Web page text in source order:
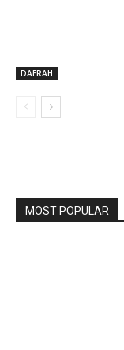
DAERAH
MOST POPULAR